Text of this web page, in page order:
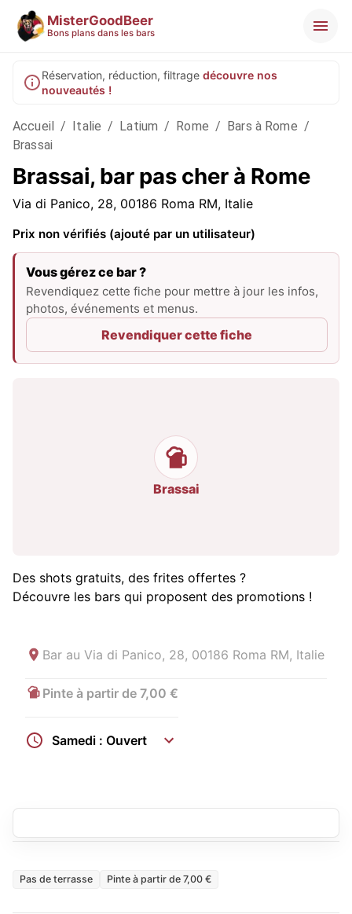
MisterGoodBeer
Bons plans dans les bars
Réservation, réduction, filtrage découvre nos
nouveautés !
Accueil / Italie / Latium / Rome / Bars à Rome /
Brassai
Brassai, bar pas cher à Rome
Via di Panico, 28, 00186 Roma RM, Italie
Prix non vérifiés (ajouté par un utilisateur)
Vous gérez ce bar ?
Revendiquez cette fiche pour mettre à jour les infos,
photos, événements et menus.
Revendiquer cette fiche
Brassai
Des shots gratuits, des frites offertes ?
Découvre les bars qui proposent des promotions !
Bar au Via di Panico, 28, 00186 Roma RM, Italie
Pinte à partir de 7,00 €
Samedi : Ouvert
Pas de terrasse Pinte à partir de 7,00 €